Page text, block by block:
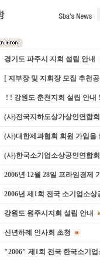
경기도 파주시 지회 설립 안내
[ 지부장 및 지회장 모집 추천
! ! 강원도 춘천지회 설립 안내
(사)전국지하도상가상인연합
(사)대한제과협회 회원 가입을
(사)한국소기업소상공인연합
2006년 12월 28일 프라임경제
2006년 제1회 전국 소기업소상
강원도 원주시지회 설립 안내
신년하례 인사회 초청
"2006" 제1회 전국 한국소기